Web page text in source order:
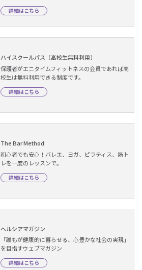
詳細はこちら
ハイスクールパス（高校生無料利用）
保護者がエニタイムフィットネスの会員であれば高
校生は無料利用できる制度です。
詳細はこちら
The Bar Method
初心者でも安心！バレエ、ヨガ、ピラティス、筋ト
レを一度のレッスンで。
詳細はこちら
ヘルシアマガジン
「誰もが健康的に暮らせる、心豊かな社会の実現」
を目指すウェブマガジン
詳細はこちら